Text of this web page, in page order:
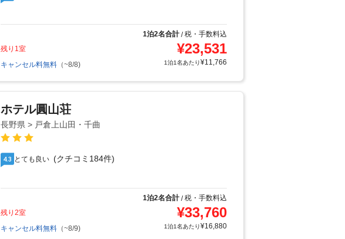
1泊2名合計/税・手数料込
残り1室
¥23,531
キャンセル料無料 （~8/8) 1泊1名あたり¥11,766
ホテル圓山荘
長野県 > 戸倉上山田・千曲
4.3 とても良い (クチコミ184件)
1泊2名合計/税・手数料込
残り2室
¥33,760
キャンセル料無料 （~8/9) 1泊1名あたり¥16,880